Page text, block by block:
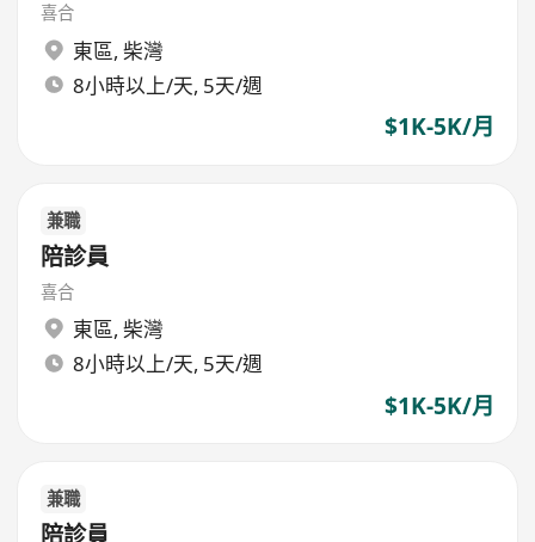
喜合
東區, 柴灣
8小時以上/天, 5天/週
$1K-5K/月
兼職
陪診員
喜合
東區, 柴灣
8小時以上/天, 5天/週
$1K-5K/月
兼職
陪診員